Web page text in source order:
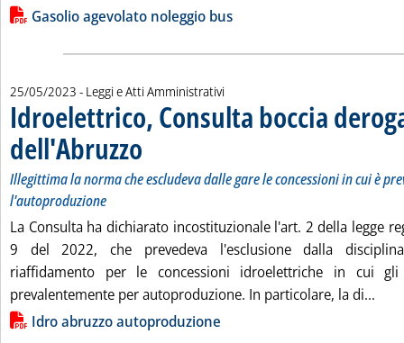
Lista allegati PDF alla notizia
Gasolio agevolato noleggio bus
25/05/2023 - Leggi e Atti Amministrativi
Idroelettrico, Consulta boccia
dell'Abruzzo . Sottotitolo: Illegittima la norma che escludeva dalle gare
Illegittima la norma che escludeva dalle gare le concessioni in cui è
l'autoproduzione
La Consulta ha dichiarato incostituzionale l'art. 2 della legge
9 del 2022, che prevedeva l'esclusione dalla
riaffidamento per le concessioni idroelettriche in cui
prevalentemente per autoproduzione. In particolare, la di...
Lista allegati PDF alla notizia
Idro abruzzo autoproduzione